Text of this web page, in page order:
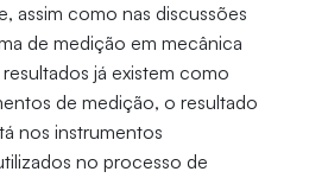
assim como nas discussões
de medição em mecânica
já existem como
de medição, o resultado
nos instrumentos
no processo de